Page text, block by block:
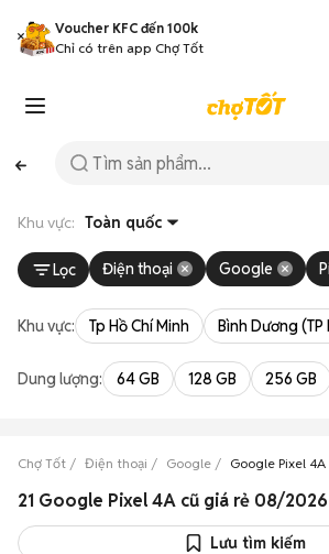
Voucher KFC đến 100k
Chỉ có trên app Chợ Tốt
Khu vực: Toàn quốc
Lọc Điện thoại Google
Khu vực: Tp Hồ Chí Minh Bình Dương (TP
Dung lượng: 64 GB 128 GB 256 GB
Chợ Tốt Điện thoại Google Google Pixel 4A
21 Google Pixel 4A cũ giá rẻ 08/2026
Lưu tìm kiếm